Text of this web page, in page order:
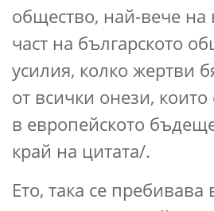
общество, най-вече на
част на българското
усилия, колко жертви
от всички онези,
в европейското
край на цитата/.
Ето, така се пребивава